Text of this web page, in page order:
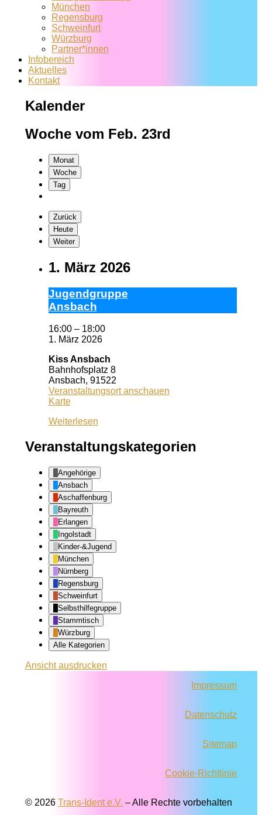
München
Regensburg
Schweinfurt
Würzburg
Partner*innen
Infobereich
Aktuelles
Kontakt
Kalender
Woche vom Feb. 23rd
Monat
Woche
Tag
Zurück
Heute
Weiter
1. März 2026
Ju­gend­grup­pe
Ans­bach
16:00 – 18:00
1. März 2026
Kiss Ansbach
Bahnhofsplatz 8
Ansbach, 91522
Veranstaltungsort anschauen
KarteKiss
Weiterlesen
Veranstaltungskategorien
Angehörige
Ansbach
Aschaffenburg
Bayreuth
Erlangen
Ingolstadt
Kinder-&Jugend
München
Nürnberg
Regensburg
Schweinfurt
Selbsthilfegruppe
Stammtisch
Würzburg
Alle Kategorien
Ansichtausdrucken
Impressum
Datenschutz
Sitemap
Cookie-Richtlinie
© 2026 Trans-Ident e.V. – Alle Rechte vorbehalten